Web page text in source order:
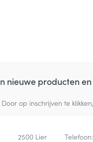
nieuwe producten
Door op inschrijven te
2500 Lier Telefoon: